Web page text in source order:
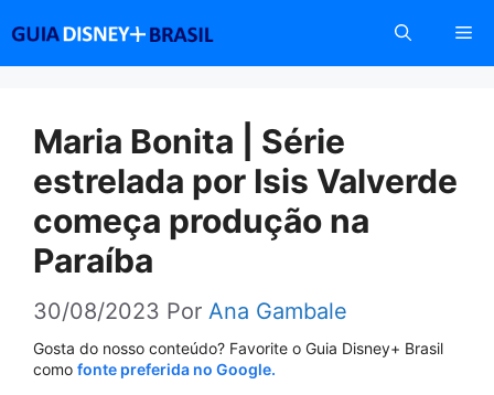
conteúdo
Maria Bonita | Série
estrelada por Isis Valverde
começa produção na
Paraíba
30/08/2023 Por Ana Gambale
Gosta do nosso conteúdo? Favorite o Guia Disney+ Brasil
como fonte preferida no Google.